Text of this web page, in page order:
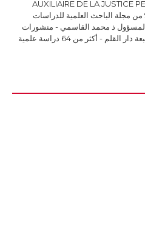
AUXILIAIRE DE LA JUSTICE
Kenza - العدد 94 من مجلة الباحث العلمية للدراسات
المسؤول ذ محمد القاسمي - منشورات
- أكثر من 64 دراسة علمية